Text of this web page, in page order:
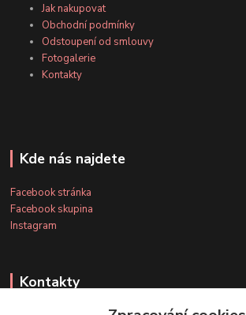
Jak nakupovat
Obchodní podmínky
Odstoupení od smlouvy
Fotogalerie
Kontakty
Kde nás najdete
Facebook stránka
Facebook skupina
Instagram
Kontakty